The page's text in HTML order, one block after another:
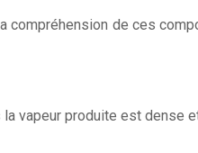
compréhension de ces
vapeur produite est dense